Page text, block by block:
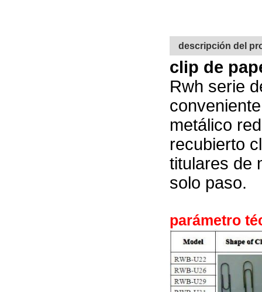
descripción del
clip de
Rwh serie
metálico
recubierto
titulares de
solo paso.
parámetro